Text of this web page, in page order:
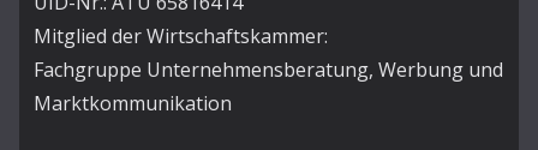
Mitglied der Wirtschaftskammer:
Fachgruppe Unternehmensberatung, Werbung und
Marktkommunikation